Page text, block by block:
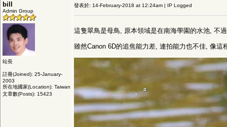
bill
Admin Group
站長
註冊(Joined): 25-January-
2003
所在地國家(Location): Taiwan
文章數(Posts): 15423
發表於: 14-February-2018 at 12:24am | IP Logged
這隻翠鳥是母鳥, 原本領域是在南海學園的水池, 不
雖然Canon 6D的追焦能力差, 連拍能力也不佳, 像